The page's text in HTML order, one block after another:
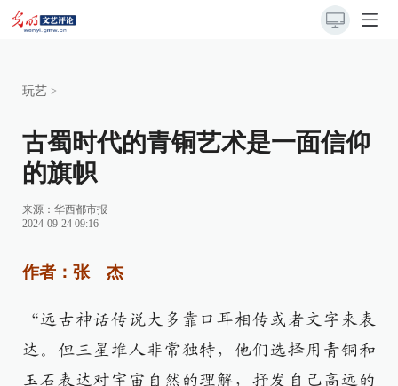
玩艺 >
古蜀时代的青铜艺术是一面信仰
的旗帜
来源： 华西都市报
2024-09-24 09:16
作者：张 杰
“远古神话传说大多靠口耳相传或者文字来表
达。但三星堆人非常独特，他们选择用青铜和
玉石表达对宇宙自然的理解，抒发自己高远的